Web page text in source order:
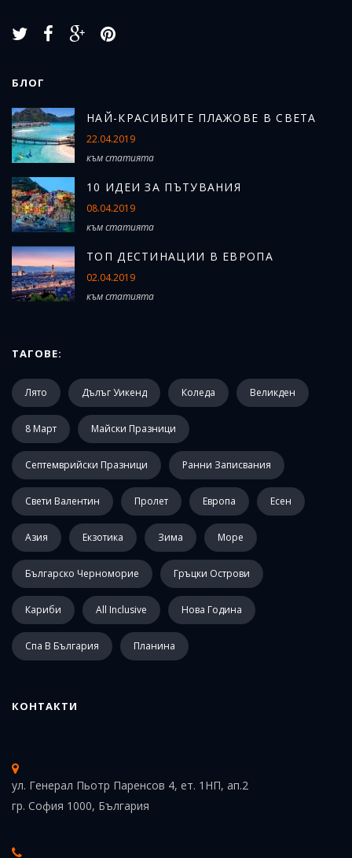
БЛОГ
НАЙ-КРАСИВИТЕ ПЛАЖОВЕ В СВЕТА
22.04.2019
към статията
10 ИДЕИ ЗА ПЪТУВАНИЯ
08.04.2019
към статията
ТОП ДЕСТИНАЦИИ В ЕВРОПА
02.04.2019
към статията
ТАГОВЕ:
Лято Дълъг Уикенд Коледа Великден
8 Март Майски Празници
Септемврийски Празници Ранни Записвания
Свети Валентин Пролет Европа Есен
Азия Екзотика Зима Море
Българско Черноморие Гръцки Острови
Кариби All Inclusive Нова Година
Спа В България Планина
КОНТАКТИ
ул. Генерал Пьотр Паренсов 4, ет. 1НП, ап.2
гр. София 1000, България